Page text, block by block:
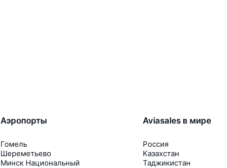
Аэропорты
Гомель
Шереметьево
Минск Национальный
Aviasales в мире
Россия
Казахстан
Таджикистан